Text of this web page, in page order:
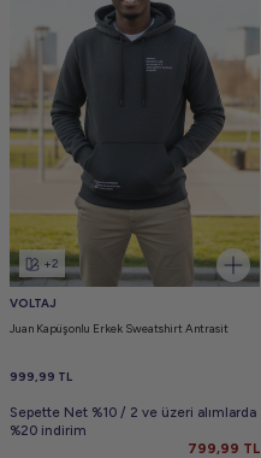
+2
VOLTAJ
Juan Kapüşonlu Erkek Sweatshirt Antrasit
999,99 TL
Sepette Net %10 / 2 ve üzeri alımlarda
%20 indirim
799,99 TL